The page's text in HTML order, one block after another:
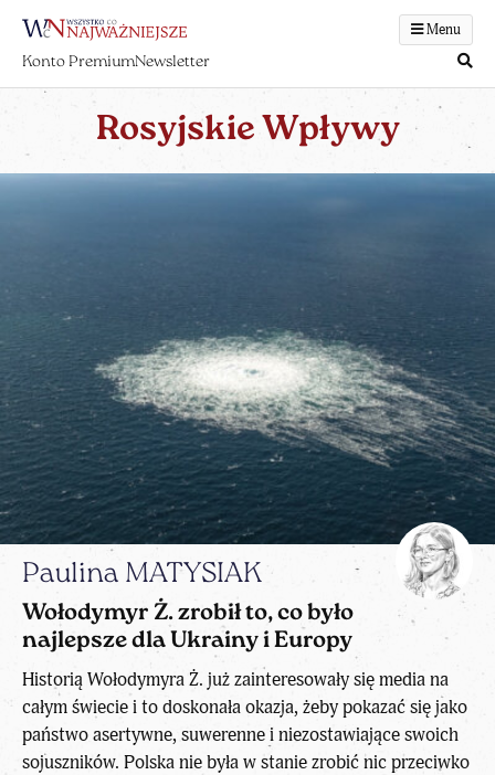
Menu
Konto PremiumNewsletter
Rosyjskie Wpływy
Paulina MATYSIAK
Wołodymyr Ż. zrobił to, co było
najlepsze dla Ukrainy i Europy
Historią Wołodymyra Ż. już zainteresowały się media na
całym świecie i to doskonała okazja, żeby pokazać się jako
państwo asertywne, suwerenne i niezostawiające swoich
sojuszników. Polska nie była w stanie zrobić nic przeciwko